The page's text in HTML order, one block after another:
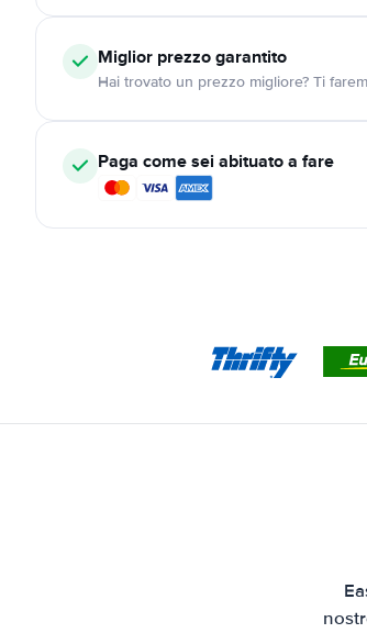
Miglior prezzo garantito
Hai trovato un prezzo migliore? Ti
Paga come sei abituato a fare